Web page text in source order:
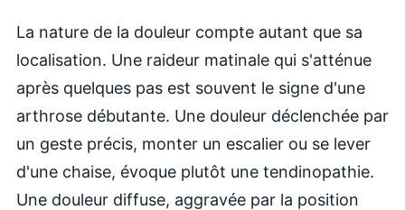
La nature de la douleur compte autant que sa
localisation. Une raideur matinale qui s'atténue
après quelques pas est souvent le signe d'une
arthrose débutante. Une douleur déclenchée par
un geste précis, monter un escalier ou se lever
d'une chaise, évoque plutôt une tendinopathie.
Une douleur diffuse, aggravée par la position